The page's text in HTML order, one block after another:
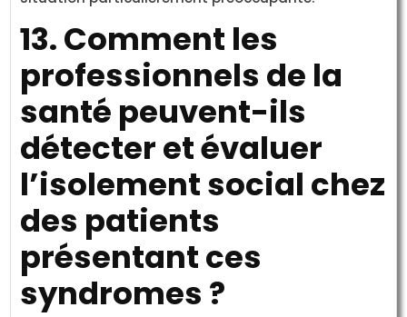
13. Comment les
professionnels de la
santé peuvent-ils
détecter et évaluer
l’isolement social chez
des patients
présentant ces
syndromes ?